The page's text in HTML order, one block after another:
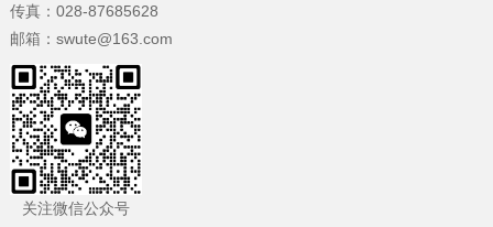
传真：028-87685628
邮箱：swute@163.com
关注微信公众号